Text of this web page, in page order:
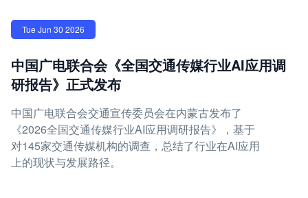
Tue Jun 30 2026
中国广电联合会《全国交通传媒行业AI应用调
研报告》正式发布
中国广电联合会交通宣传委员会在内蒙古发布了
《2026全国交通传媒行业AI应用调研报告》，基于
对145家交通传媒机构的调查，总结了行业在AI应用
上的现状与发展路径。